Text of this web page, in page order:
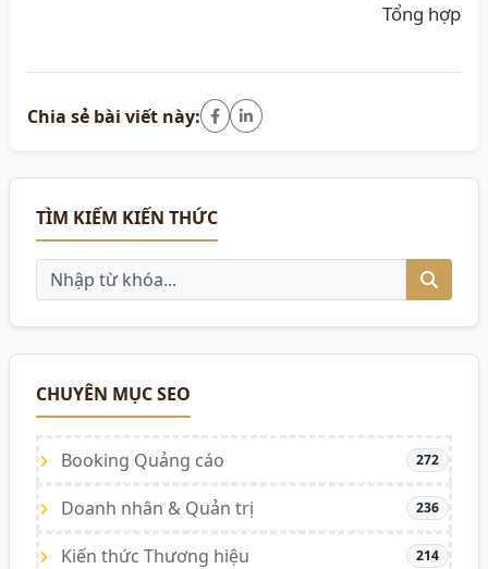
Tổng hợp
Chia sẻ bài viết này:
TÌM KIẾM KIẾN THỨC
CHUYÊN MỤC SEO
Booking Quảng cáo 272
Doanh nhân & Quản trị 236
Kiến thức Thương hiệu 214